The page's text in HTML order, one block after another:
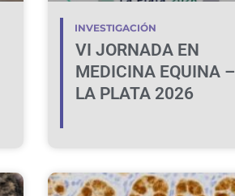
INVESTIGACIÓN
VI JORNADA EN
MEDICINA EQUINA –
LA PLATA 2026